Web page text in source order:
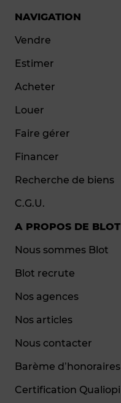
NAVIGATION
Vendre
Estimer
Acheter
Louer
Faire gérer
Financer
Recherche de biens
C.G.U.
A PROPOS DE BLOT
Nous sommes Blot
Blot recrute
Nos agences
Nos articles
Nous contacter
Barème d’honoraires
Certification Qualiopi